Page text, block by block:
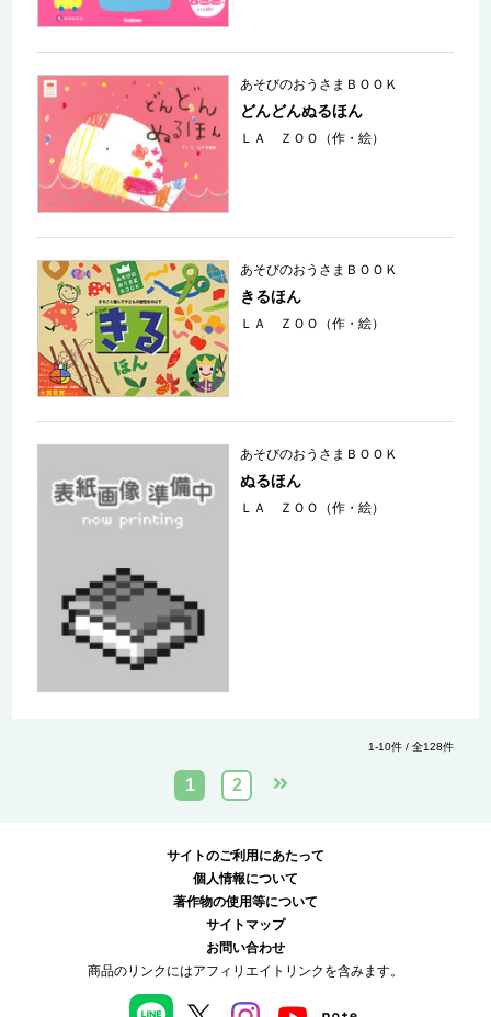
あそびのおうさまＢＯＯＫ
どんどんぬるほん
ＬＡ ＺＯＯ（作・絵）
あそびのおうさまＢＯＯＫ
きるほん
ＬＡ ＺＯＯ（作・絵）
あそびのおうさまＢＯＯＫ
ぬるほん
ＬＡ ＺＯＯ（作・絵）
1-10件 / 全128件
1 2
サイトのご利用にあたって
個人情報について
著作物の使用等について
サイトマップ
お問い合わせ
商品のリンクにはアフィリエイトリンクを含みます。